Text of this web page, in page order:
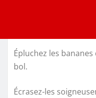
Épluchez les
bol.
Écrasez-les